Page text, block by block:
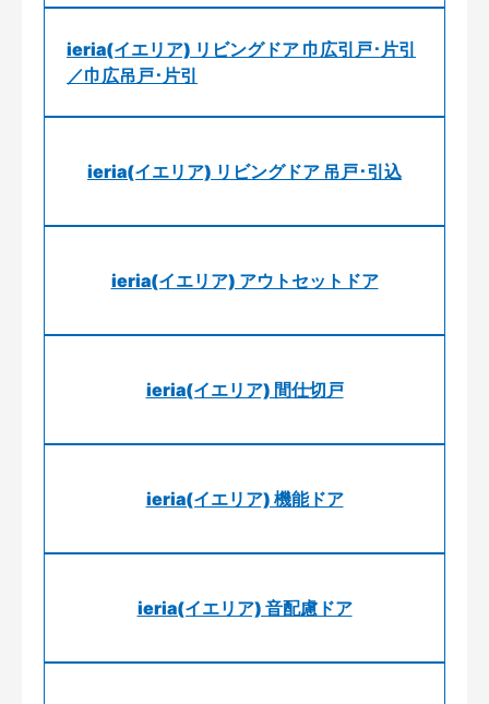
ieria(イエリア) リビングドア 巾広引戸･片引
／巾広吊戸･片引
ieria(イエリア) リビングドア 吊戸･引込
ieria(イエリア) アウトセットドア
ieria(イエリア) 間仕切戸
ieria(イエリア) 機能ドア
ieria(イエリア) 音配慮ドア